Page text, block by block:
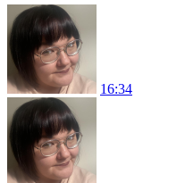
16:34